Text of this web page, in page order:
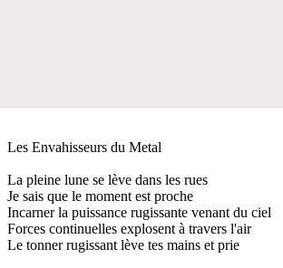
Les Envahisseurs du Metal
La pleine lune se lève dans les rues
Je sais que le moment est proche
Incarner la puissance rugissante venant du ciel
Forces continuelles explosent à travers l'air
Le tonner rugissant lève tes mains et prie